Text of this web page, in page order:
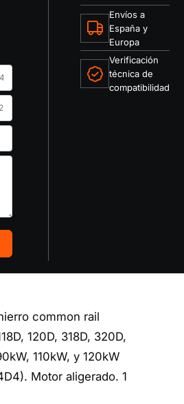
Envíos a
España y
Europa
Verificación
técnica de
compatibilidad
common rail
120D, 318D, 320D,
110kW, y 120kW
Motor aligerado. 1